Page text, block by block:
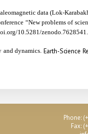
data (Lok-
“New problems of
10.5281/zenodo.7628541.
and dynamics. Earth-Science
Phone:
Fax: